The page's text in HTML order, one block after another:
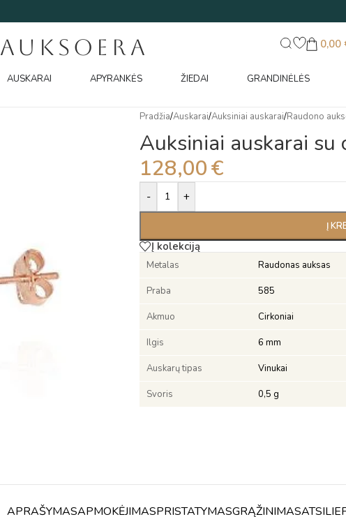
AUKSOERA 0,00
AUSKARAI APYRANKĖS ŽIEDAI GRANDINĖLĖS
Pradžia/Auskarai/Auksiniai auskarai/Raudono
Auksiniai auskarai su
128,00€
- +
Į
Alternative:
Į kolekciją
Metalas Raudonas auksas
Praba 585
Akmuo Cirkoniai
Ilgis 6 mm
Auskarų tipas Vinukai
Svoris 0,5 g
APRAŠYMASAPMOKĖJIMASPRISTATYMASGRĄŽINIMAS